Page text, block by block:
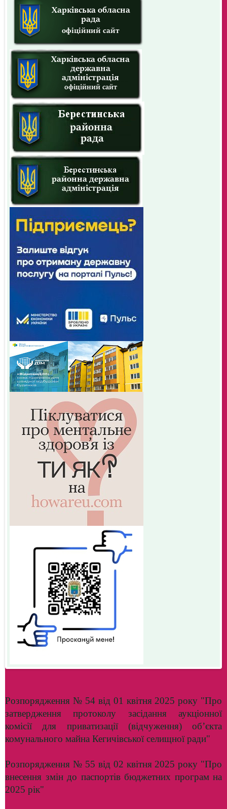
Розпорядження № 54 від 01 квітня 2025 року "Про
затвердження протоколу засідання аукціонної
комісії для приватизації (відчуження) об’єкта
комунального майна Кегичівської селищної ради"
Розпорядження № 55 від 02 квітня 2025 року "Про
внесення змін до паспортів бюджетних програм на
2025 рік"